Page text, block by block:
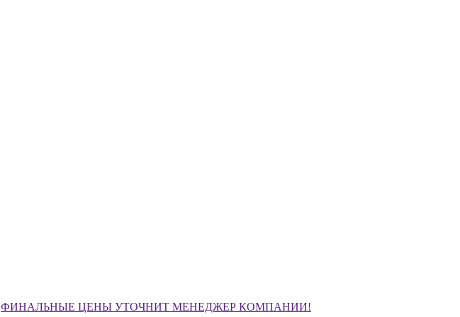
ФИНАЛЬНЫЕ ЦЕНЫ УТОЧНИТ МЕНЕДЖЕР КОМПАНИИ!